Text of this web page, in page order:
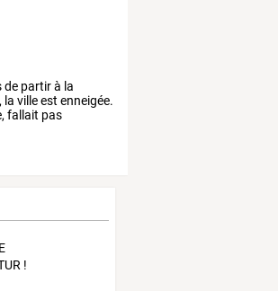
de partirà la
la villeest enneigée.
fallait pas
!